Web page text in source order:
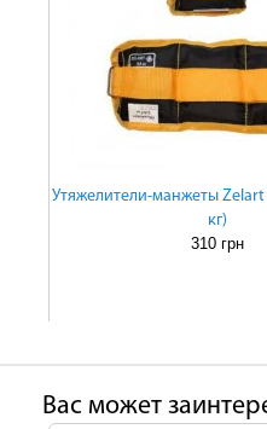
Утяжелители-манжеты Zelart
кг)
310 грн
Ваc может